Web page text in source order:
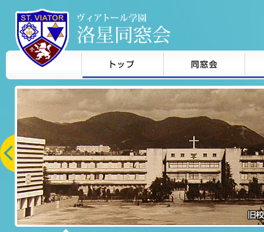
本文へジャンプ